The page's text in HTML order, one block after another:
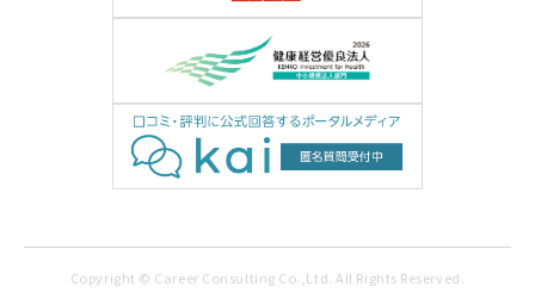
Copyright © Career Consulting Co.,Ltd. All Rights Reserved.